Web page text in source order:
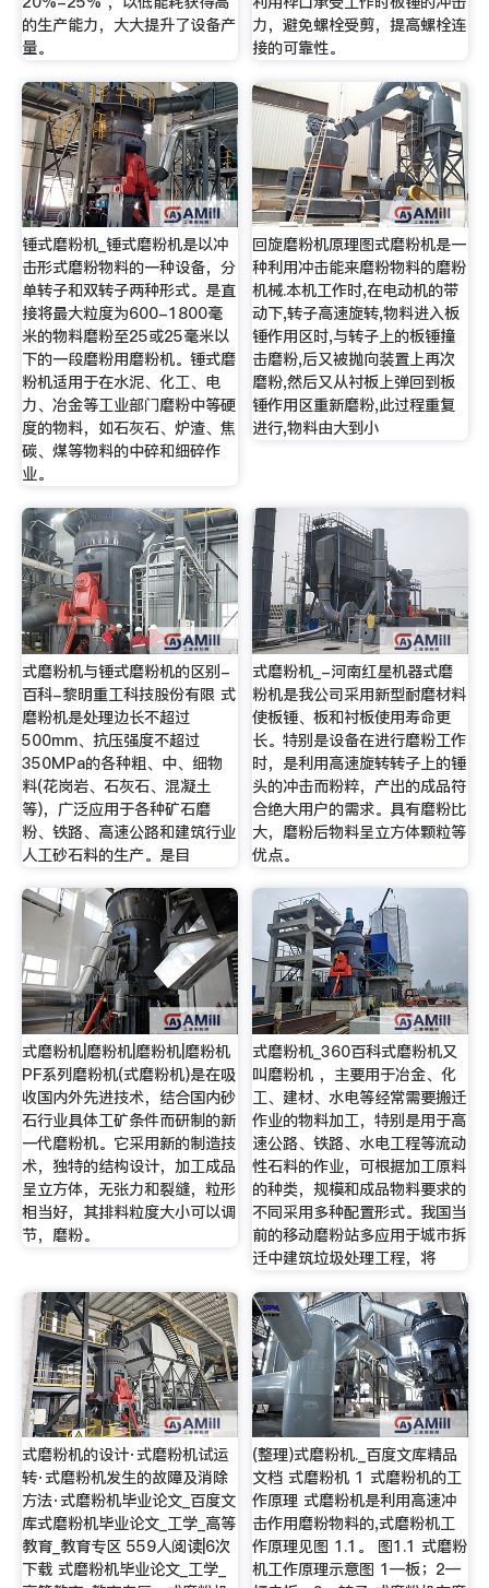
的生产能力，大大提升了设备产
量。
力，避免螺栓受剪，提高螺栓连
接的可靠性。
锤式磨粉机_锤式磨粉机是以冲
击形式磨粉物料的一种设备，分
单转子和双转子两种形式。是直
接将最大粒度为600-1800毫
米的物料磨粉至25或25毫米以
下的一段磨粉用磨粉机。锤式磨
粉机适用于在水泥、化工、电
力、冶金等工业部门磨粉中等硬
度的物料，如石灰石、炉渣、焦
碳、煤等物料的中碎和细碎作
业。
回旋磨粉机原理图式磨粉机是一
种利用冲击能来磨粉物料的磨粉
机械.本机工作时,在电动机的带
动下,转子高速旋转,物料进入板
锤作用区时,与转子上的板锤撞
击磨粉,后又被抛向装置上再次
磨粉,然后又从衬板上弹回到板
锤作用区重新磨粉,此过程重复
进行,物料由大到小
式磨粉机与锤式磨粉机的区别-
百科-黎明重工科技股份有限 式
磨粉机是处理边长不超过
500mm、抗压强度不超过
350MPa的各种粗、中、细物
料(花岗岩、石灰石、混凝土
等)，广泛应用于各种矿石磨
粉、铁路、高速公路和建筑行业
人工砂石料的生产。是目
式磨粉机_-河南红星机器式磨
粉机是我公司采用新型耐磨材料
使板锤、板和衬板使用寿命更
长。特别是设备在进行磨粉工作
时，是利用高速旋转转子上的锤
头的冲击而粉粹，产出的成品符
合绝大用户的需求。具有磨粉比
大，磨粉后物料呈立方体颗粒等
优点。
式磨粉机|磨粉机|磨粉机|磨粉机
PF系列磨粉机(式磨粉机)是在吸
收国内外先进技术，结合国内砂
石行业具体工矿条件而研制的新
一代磨粉机。它采用新的制造技
术，独特的结构设计，加工成品
呈立方体，无张力和裂缝，粒形
相当好，其排料粒度大小可以调
节，磨粉。
式磨粉机_360百科式磨粉机又
叫磨粉机 ，主要用于冶金、化
工、建材、水电等经常需要搬迁
作业的物料加工，特别是用于高
速公路、铁路、水电工程等流动
性石料的作业，可根据加工原料
的种类，规模和成品物料要求的
不同采用多种配置形式。我国当
前的移动磨粉站多应用于城市拆
迁中建筑垃圾处理工程，将
式磨粉机的设计·式磨粉机试运
转·式磨粉机发生的故障及消除
方法·式磨粉机毕业论文_百度文
库式磨粉机毕业论文_工学_高等
教育_教育专区 559人阅读|6次
下载 式磨粉机毕业论文_工学_
(整理)式磨粉机._百度文库精品
文档 式磨粉机 1 式磨粉机的工
作原理 式磨粉机是利用高速冲
击作用磨粉物料的,式磨粉机工
作原理见图 1.1。 图1.1 式磨粉
机工作原理示意图 1—板；2—